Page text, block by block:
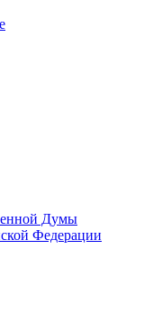
Думы
Федерации